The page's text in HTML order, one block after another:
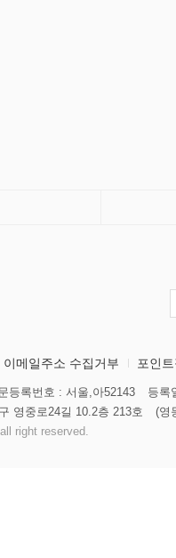
이메일주소 수집거부 포인
등록번호 : 서울,아52143
등록
영중로24길 10.2층 213호
(영
right reserved.